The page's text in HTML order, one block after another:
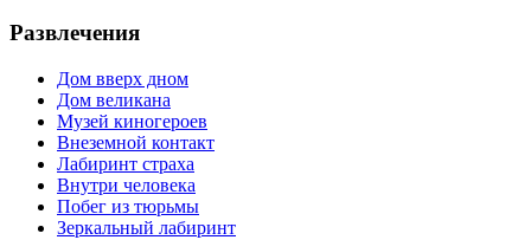
Развлечения
Дом вверх дном
Дом великана
Музей киногероев
Внеземной контакт
Лабиринт страха
Внутри человека
Побег из тюрьмы
Зеркальный лабиринт